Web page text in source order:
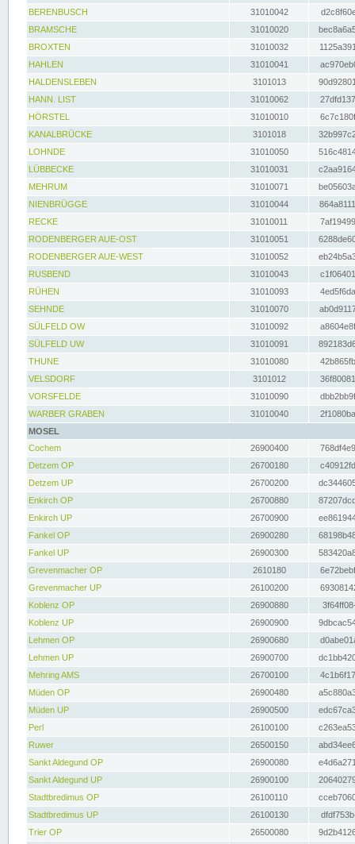
BERENBUSCH
31010042
BRAMSCHE
31010020
BROXTEN
31010032
HAHLEN
31010041
HALDENSLEBEN
3101013
HANN. LIST
31010062
HÖRSTEL
31010010
KANALBRÜCKE
3101018
LOHNDE
31010050
LÜBBECKE
31010031
MEHRUM
31010071
NIENBRÜGGE
31010044
RECKE
31010011
RODENBERGER AUE-OST
31010051
RODENBERGER AUE-WEST
31010052
RUSBEND
31010043
RÜHEN
31010093
SEHNDE
31010070
SÜLFELD OW
31010092
SÜLFELD UW
31010091
THUNE
31010080
VELSDORF
3101012
VORSFELDE
31010090
WARBER GRABEN
31010040
MOSEL
Cochem
26900400
Detzem OP
26700180
Detzem UP
26700200
Enkirch OP
26700880
Enkirch UP
26700900
Fankel OP
26900280
Fankel UP
26900300
Grevenmacher OP
2610180
Grevenmacher UP
26100200
Koblenz OP
26900880
Koblenz UP
26900900
Lehmen OP
26900680
Lehmen UP
26900700
Mehring AMS
26700100
Müden OP
26900480
Müden UP
26900500
Perl
26100100
Ruwer
26500150
Sankt Aldegund OP
26900080
Sankt Aldegund UP
26900100
Stadtbredimus OP
26100110
Stadtbredimus UP
26100130
Trier OP
26500080